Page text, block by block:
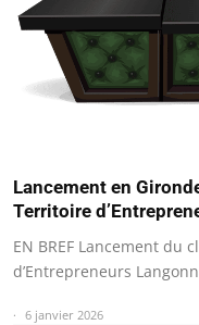
Lancement en
Territoire
EN BREF Lancement du
d’Entrepreneurs
6 janvier 2026